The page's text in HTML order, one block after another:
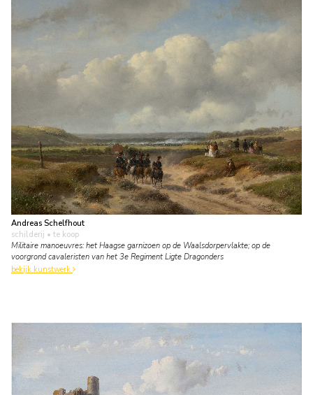
Andreas Schelfhout
schilderij • te koop
Militaire manoeuvres: het Haagse garnizoen op de Waalsdorpervlakte; op de
voorgrond cavaleristen van het 3e Regiment Ligte Dragonders
bekijk kunstwerk